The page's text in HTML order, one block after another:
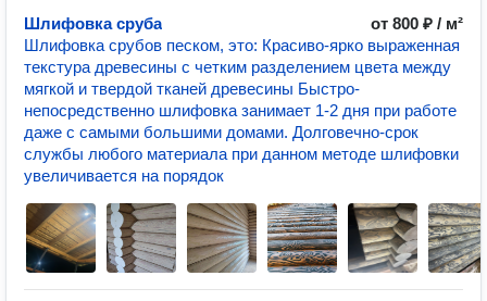
Шлифовка сруба
от 800 ₽ / м²
Шлифовка срубов песком, это: Красиво-ярко выраженная
текстура древесины с четким разделением цвета между
мягкой и твердой тканей древесины Быстро-
непосредственно шлифовка занимает 1-2 дня при работе
даже с самыми большими домами. Долговечно-срок
службы любого материала при данном методе шлифовки
увеличивается на порядок